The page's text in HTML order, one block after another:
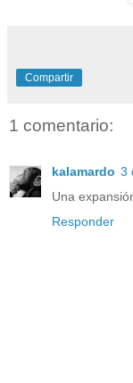
Compartir
1 comentario:
kalamardo 3
Una
Responder